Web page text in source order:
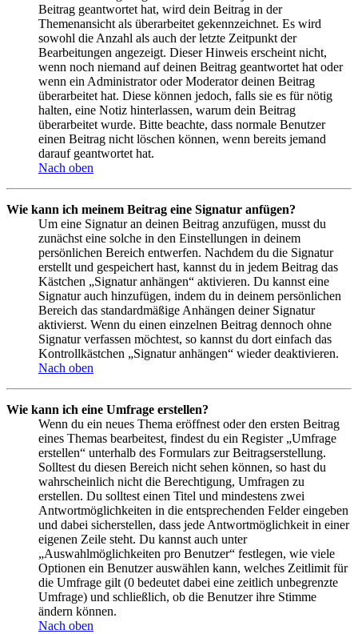
Beitrag geantwortet hat, wird dein Beitrag in der
Themenansicht als überarbeitet gekennzeichnet. Es wird
sowohl die Anzahl als auch der letzte Zeitpunkt der
Bearbeitungen angezeigt. Dieser Hinweis erscheint nicht,
wenn noch niemand auf deinen Beitrag geantwortet hat oder
wenn ein Administrator oder Moderator deinen Beitrag
überarbeitet hat. Diese können jedoch, falls sie es für nötig
halten, eine Notiz hinterlassen, warum dein Beitrag
überarbeitet wurde. Bitte beachte, dass normale Benutzer
einen Beitrag nicht löschen können, wenn bereits jemand
darauf geantwortet hat.
Nach oben
Wie kann ich meinem Beitrag eine Signatur anfügen?
Um eine Signatur an deinen Beitrag anzufügen, musst du
zunächst eine solche in den Einstellungen in deinem
persönlichen Bereich entwerfen. Nachdem du die Signatur
erstellt und gespeichert hast, kannst du in jedem Beitrag das
Kästchen „Signatur anhängen“ aktivieren. Du kannst eine
Signatur auch hinzufügen, indem du in deinem persönlichen
Bereich das standardmäßige Anhängen deiner Signatur
aktivierst. Wenn du einen einzelnen Beitrag dennoch ohne
Signatur verfassen möchtest, so kannst du dort einfach das
Kontrollkästchen „Signatur anhängen“ wieder deaktivieren.
Nach oben
Wie kann ich eine Umfrage erstellen?
Wenn du ein neues Thema eröffnest oder den ersten Beitrag
eines Themas bearbeitest, findest du ein Register „Umfrage
erstellen“ unterhalb des Formulars zur Beitragserstellung.
Solltest du diesen Bereich nicht sehen können, so hast du
wahrscheinlich nicht die Berechtigung, Umfragen zu
erstellen. Du solltest einen Titel und mindestens zwei
Antwortmöglichkeiten in die entsprechenden Felder eingeben
und dabei sicherstellen, dass jede Antwortmöglichkeit in einer
eigenen Zeile steht. Du kannst auch unter
„Auswahlmöglichkeiten pro Benutzer“ festlegen, wie viele
Optionen ein Benutzer auswählen kann, welches Zeitlimit für
die Umfrage gilt (0 bedeutet dabei eine zeitlich unbegrenzte
Umfrage) und schließlich, ob die Benutzer ihre Stimme
ändern können.
Nach oben